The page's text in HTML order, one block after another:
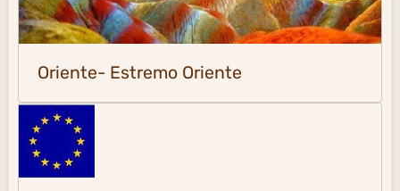
Oriente- Estremo Oriente